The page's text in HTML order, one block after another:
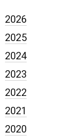
2026
2025
2024
2023
2022
2021
2020